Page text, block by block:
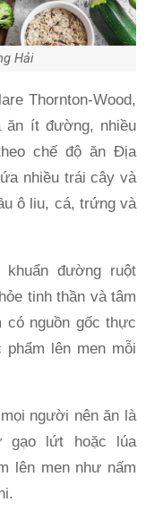
Hải
Thornton-Wood,
ăn ít đường, nhiều
chế độ ăn Địa
nhiều trái cây và
ô liu, cá, trứng và
đường ruột
tinh thần và tâm
có nguồn gốc thực
lên men mỗi
người nên ăn là
gạo lứt hoặc lúa
lên men như nấm